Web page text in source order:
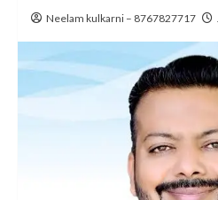
Neelam kulkarni – 8767827717